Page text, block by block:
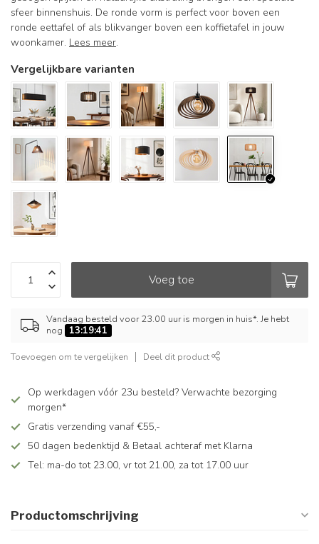
sfeer binnenshuis. De ronde vorm is perfect voor boven een
ronde eettafel of als blikvanger boven een koffietafel in jouw
woonkamer. Lees meer.
Vergelijkbare varianten
Voeg toe
Vandaag besteld voor 23.00 uur is morgen in huis*. Je hebt
nog
13:19:41
Toevoegen om te vergelijken Deel dit product
Op werkdagen vóór 23u besteld? Verwachte bezorging
morgen*
Gratis verzending vanaf €55,-
50 dagen bedenktijd & Betaal achteraf met Klarna
Tel: ma-do tot 23.00, vr tot 21.00, za tot 17.00 uur
Productomschrijving